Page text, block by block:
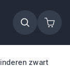
zwart